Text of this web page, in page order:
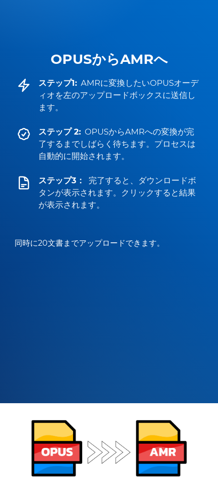
OPUSからAMRへ
ステップ1: AMRに変換したいOPUSオーデ
ィオを左のアップロードボックスに送信し
ます。
ステップ 2: OPUSからAMRへの変換が完
了するまでしばらく待ちます。プロセスは
自動的に開始されます。
ステップ3：
完了すると、ダウンロードボ
タンが表示されます。クリックすると結果
が表示されます。
同時に20文書までアップロードできます。